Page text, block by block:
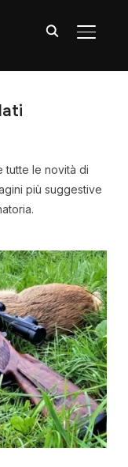
APRI/
tutte le novità di
più suggestive